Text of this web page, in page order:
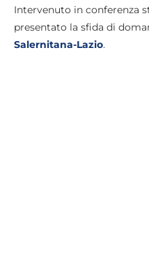
Intervenuto in conferenza
presentato la sfida di
Salernitana-Lazio.